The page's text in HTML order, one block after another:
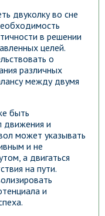
двуколку во сне
в решении
целей.
о
различных
между двумя
быть
движения и
может указывать
и не
а двигаться
на пути.
и